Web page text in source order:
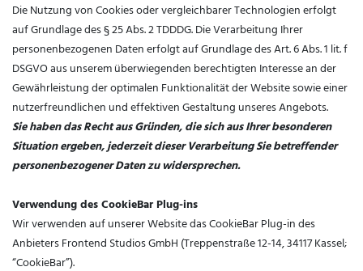
Die Nutzung von Cookies oder vergleichbarer Technologien erfolgt
auf Grundlage des § 25 Abs. 2 TDDDG. Die Verarbeitung Ihrer
personenbezogenen Daten erfolgt auf Grundlage des Art. 6 Abs. 1 lit. f
DSGVO aus unserem überwiegenden berechtigten Interesse an der
Gewährleistung der optimalen Funktionalität der Website sowie einer
nutzerfreundlichen und effektiven Gestaltung unseres Angebots.
Sie haben das Recht aus Gründen, die sich aus Ihrer besonderen
Situation ergeben, jederzeit dieser Verarbeitung Sie betreffender
personenbezogener Daten zu widersprechen.
Verwendung des CookieBar Plug-ins
Wir verwenden auf unserer Website das CookieBar Plug-in des
Anbieters Frontend Studios GmbH (Treppenstraße 12-14, 34117 Kassel;
“CookieBar”).